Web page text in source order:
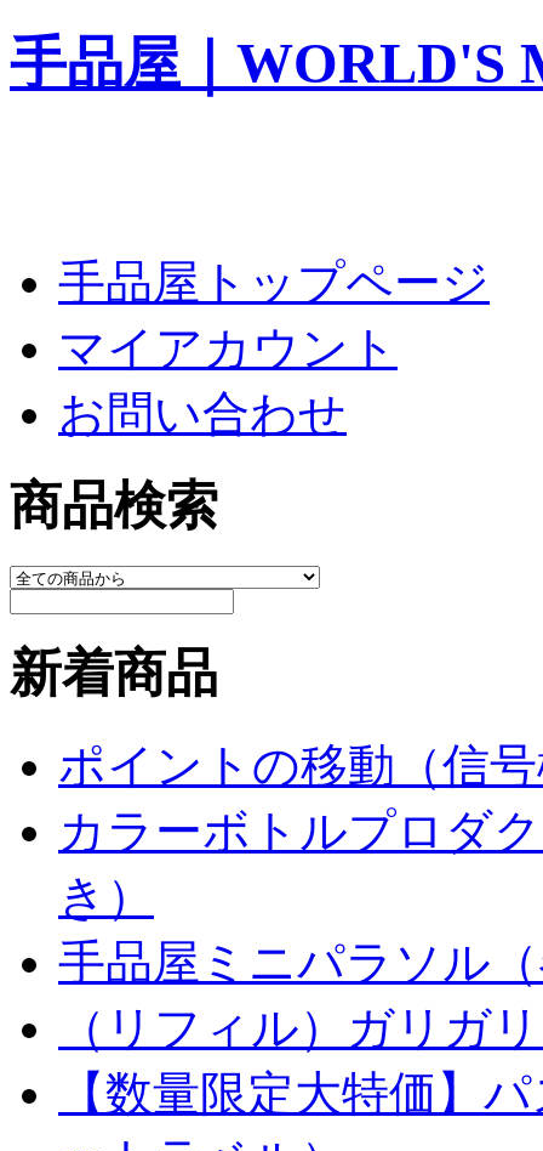
手品屋｜WORLD'S
手品屋トップページ
マイアカウント
お問い合わせ
商品検索
新着商品
ポイントの移動（信
カラーボトルプロダ
き）
手品屋ミニパラソル
（リフィル）ガリガ
【数量限定大特価】